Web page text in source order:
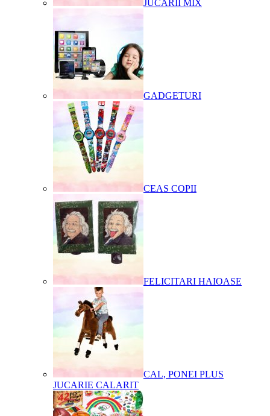
JUCARII MIX
GADGETURI
CEAS COPII
FELICITARI HAIOASE
CAL, PONEI PLUS
JUCARIE CALARIT